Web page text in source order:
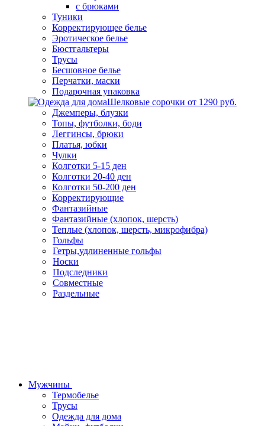
с брюками
Туники
Корректирующее белье
Эротическое белье
Бюстгальтеры
Трусы
Бесшовное белье
Перчатки, маски
Подарочная упаковка
Шелковые сорочки от 1290 руб.
Джемперы, блузки
Топы, футболки, боди
Леггинсы, брюки
Платья, юбки
Чулки
Колготки 5-15 ден
Колготки 20-40 ден
Колготки 50-200 ден
Корректирующие
Фантазийные
Фантазийные (хлопок, шерсть)
Теплые (хлопок, шерсть, микрофибра)
Гольфы
Гетры,удлиненные гольфы
Носки
Подследники
Совместные
Раздельные
Мужчины
Термобелье
Трусы
Одежда для дома